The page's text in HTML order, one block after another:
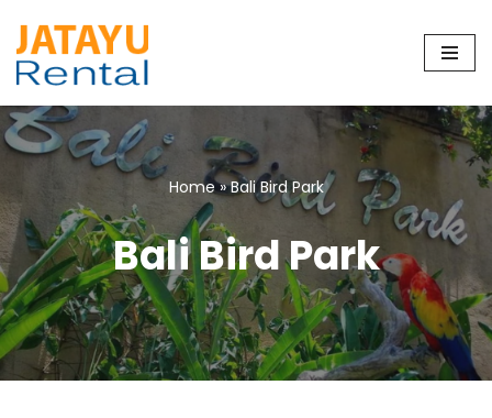
Skip
to
content
Home»Bali Bird Park
Bali Bird Park